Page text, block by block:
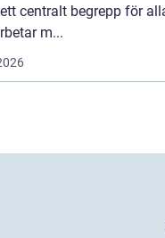
centralt begrepp för
m...